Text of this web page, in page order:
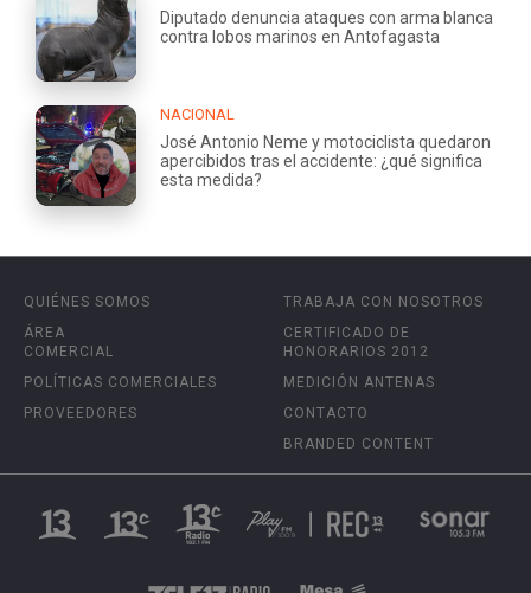
Diputado denuncia ataques con arma blanca
contra lobos marinos en Antofagasta
NACIONAL
José Antonio Neme y motociclista quedaron
apercibidos tras el accidente: ¿qué significa
esta medida?
QUIÉNES SOMOS
ÁREA
COMERCIAL
POLÍTICAS COMERCIALES
PROVEEDORES
TRABAJA CON NOSOTROS
CERTIFICADO DE
HONORARIOS 2012
MEDICIÓN ANTENAS
CONTACTO
BRANDED CONTENT